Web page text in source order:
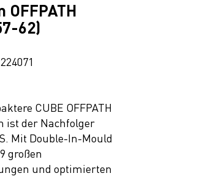
OFFPATH
62)
CUBE OFFPATH
ist der Nachfolger
Mit Double-In-Mould
großen
und optimierten